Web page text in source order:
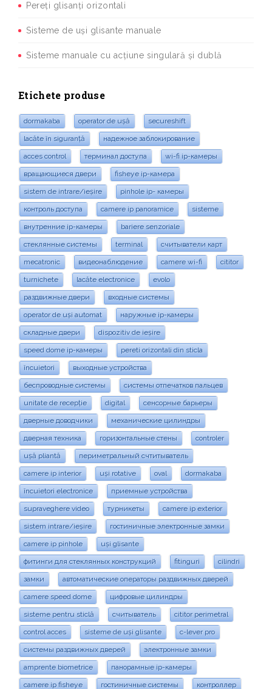
Pereți glisanți orizontali
Sisteme de uși glisante manuale
Sisteme manuale cu acțiune singulară și dublă
Etichete produse
dormakaba operator de ușă secureshift
lacăte în siguranță надежное заблокирование
acces control терминал доступа wi-fi ip-камеры
вращающиеся двери fisheye ip-камера
sistem de intrare/ieșire pinhole ip- камеры
контроль доступа camere ip panoramice sisteme
внутренние ip-камеры bariere senzoriale
стеклянные системы terminal считыватели карт
mecatronic видеонаблюдение camere wi-fi cititor
turnichete lacăte electronice evolo
раздвижные двери входные системы
operator de uși automat наружные ip-камеры
складные двери dispozitiv de ieșire
speed dome ip-камеры pereti orizontali din sticla
încuietori выходные устройства
беспроводные системы системы отпечатков пальцев
unitate de recepție digital сенсорные барьеры
дверные доводчики механические цилиндры
дверная техника горизонтальные стены controler
ușă pliantă периметральный счтитыватель
camere ip interior uși rotative oval dormakaba
încuietori electronice приемные устройства
supraveghere video турникеты camere ip exterior
sistem intrare/ieșire гостиничные электронные замки
camere ip pinhole uși glisante
фитинги для стеклянных конструкций fitinguri cilindri
замки автоматические операторы раздвижных дверей
camere speed dome цифровые цилиндры
sisteme pentru sticlă считыватель cititor perimetral
control acces sisteme de uși glisante c-lever pro
системы раздвижных дверей электронные замки
amprente biometrice панорамные ip-камеры
camere ip fisheye гостиничные системы контроллер